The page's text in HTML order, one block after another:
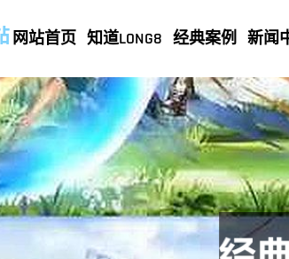
网站首页 知道LONG8 经典案例 新闻